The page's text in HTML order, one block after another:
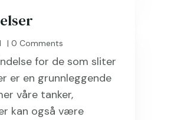
| 0 Comments
for de som sliter
er en grunnleggende
våre tanker,
kan også være